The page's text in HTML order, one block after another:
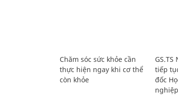
Chăm sóc sức khỏe cần
thực hiện ngay khi cơ thể
còn khỏe
tiếp
đốc